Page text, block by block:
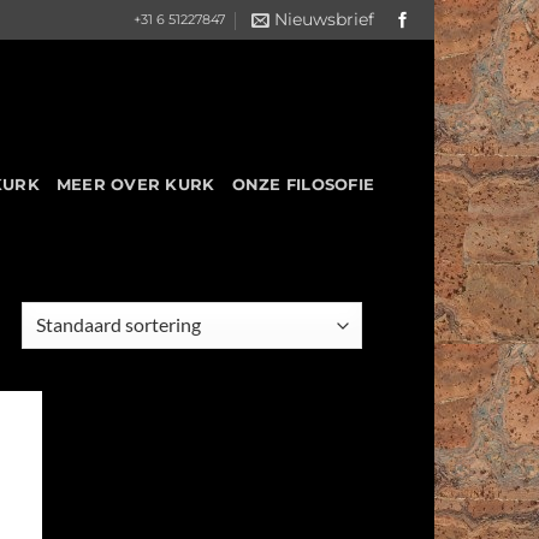
+31 6 51227847 Nieuwsbrief
MEER OVER KURK ONZE FILOSOFIE